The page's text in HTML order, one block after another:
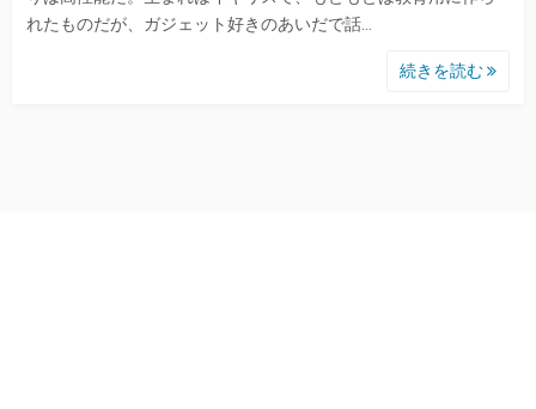
れたものだが、ガジェット好きのあいだで話…
続きを読む